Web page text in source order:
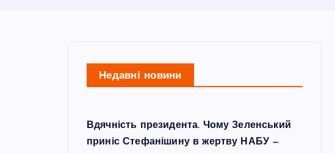
Недавні новини
Вдячність президента. Чому Зеленський
приніс Стефанішину в жертву НАБУ —